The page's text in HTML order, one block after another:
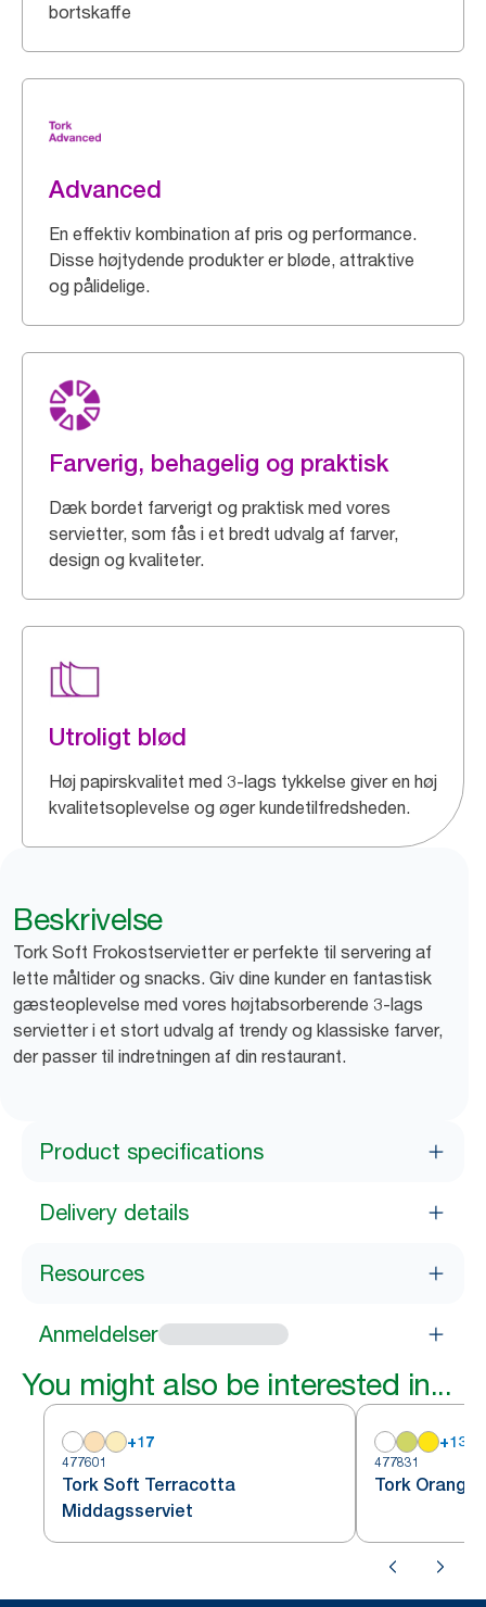
bortskaffe
Advanced
En effektiv kombination af pris og performance.
Disse højtydende produkter er bløde, attraktive
og pålidelige.
Farverig, behagelig og praktisk
Dæk bordet farverigt og praktisk med vores
servietter, som fås i et bredt udvalg af farver,
design og kvaliteter.
Utroligt blød
Høj papirskvalitet med 3-lags tykkelse giver en høj
kvalitetsoplevelse og øger kundetilfredsheden.
Beskrivelse
Tork Soft Frokostservietter er perfekte til servering af
lette måltider og snacks. Giv dine kunder en fantastisk
gæsteoplevelse med vores højtabsorberende 3-lags
servietter i et stort udvalg af trendy og klassiske farver,
der passer til indretningen af din restaurant.
Product specifications
Delivery details
Resources
Anmeldelser
You might also be interested in...
+17
477601
Tork Soft Terracotta
Middagsserviet
+13
477831
Tork